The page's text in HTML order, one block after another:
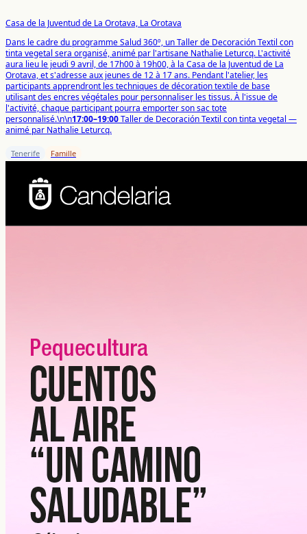
Casa de la Juventud de La Orotava, La Orotava
Dans le cadre du programme Salud 360º, un Taller de Decoración Textil con
tinta vegetal sera organisé, animé par l'artisane Nathalie Leturcq. L'activité
aura lieu le jeudi 9 avril, de 17h00 à 19h00, à la Casa de la Juventud de La
Orotava, et s'adresse aux jeunes de 12 à 17 ans. Pendant l'atelier, les
participants apprendront les techniques de décoration textile de base
utilisant des encres végétales pour personnaliser les tissus. À l'issue de
l'activité, chaque participant pourra emporter son sac tote
personnalisé.\n\n17:00–19:00Taller de Decoración Textil con tinta vegetal —
animé par Nathalie Leturcq.
Tenerife Famille